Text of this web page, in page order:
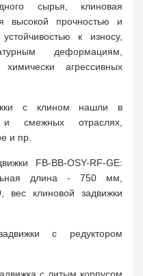
сырья, клиновая
высокой прочностью и
к износу,
деформациям,
агрессивных
с клином нашли в
и смежных отраслях,
и пр.
FB-BB-OSY-RF-GE:
длина - 750 мм,
вес клиновой задвижки
с редуктором